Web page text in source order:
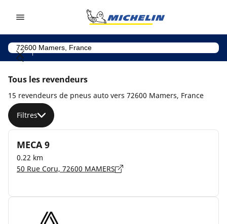
Tous les revendeurs
15 revendeurs de pneus auto vers 72600 Mamers, France
Filtres
MECA 9
0.22 km
50 Rue Coru, 72600 MAMERS